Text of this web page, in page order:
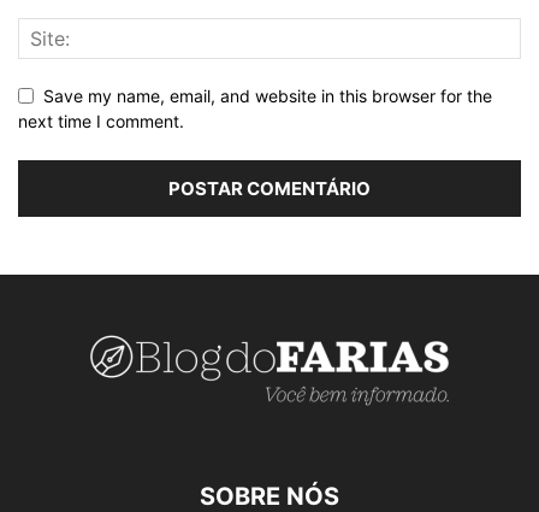
Save my name, email, and website in this browser for the
next time I comment.
SOBRE NÓS